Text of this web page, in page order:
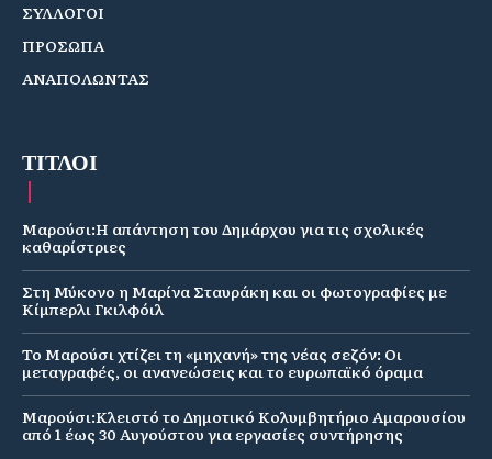
ΣΥΛΛΟΓΟΙ
ΠΡΟΣΩΠΑ
ΑΝΑΠΟΛΩΝΤΑΣ
ΤΙΤΛΟΙ
Μαρούσι:Η απάντηση του Δημάρχου για τις σχολικές
καθαρίστριες
Στη Μύκονο η Μαρίνα Σταυράκη και οι φωτογραφίες με
Κίμπερλι Γκιλφόιλ
Το Μαρούσι χτίζει τη «μηχανή» της νέας σεζόν: Οι
μεταγραφές, οι ανανεώσεις και το ευρωπαϊκό όραμα
Μαρούσι:Κλειστό το Δημοτικό Κολυμβητήριο Αμαρουσίου
από 1 έως 30 Αυγούστου για εργασίες συντήρησης